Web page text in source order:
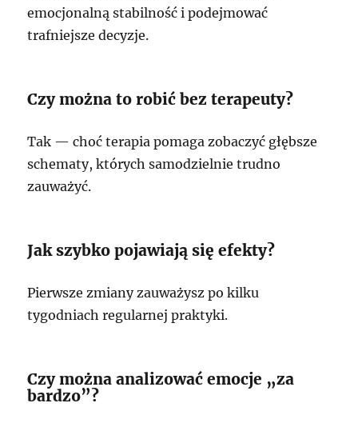
emocjonalną stabilność i podejmować
trafniejsze decyzje.
Czy można to robić bez terapeuty?
Tak — choć terapia pomaga zobaczyć głębsze
schematy, których samodzielnie trudno
zauważyć.
Jak szybko pojawiają się efekty?
Pierwsze zmiany zauważysz po kilku
tygodniach regularnej praktyki.
Czy można analizować emocje „za
bardzo”?